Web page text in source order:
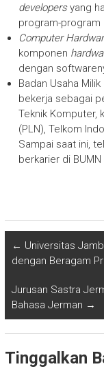
developersyang
program-program
Computer
komponen
dengan
Badan Usaha
bekerja sebagai
Teknik Komputer,
(PLN), Telkom
Sampai saat ini,
berkarier di BUMN
← Universitas
dengan Beragam
Jurusan Sastra
Bahasa Jerman →
Tinggalkan